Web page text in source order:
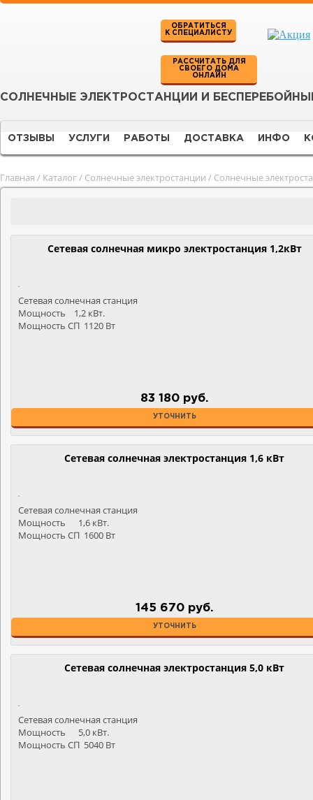
ОБРАТИТЬСЯ
К СПЕЦИАЛИСТУ
РАССЧИТАТЬ ДЛЯ
СВОЕГО ДОМА
ОНЛАЙН
СОЛНЕЧНЫЕ ЭЛЕКТРОСТАНЦИИ И
ОТЗЫВЫ УСЛУГИ РАБОТЫ ДОСТАВКА ИНФО
Главная / Каталог / Солнечные электростанции / Солнечные
Сетевая солнечная микро электростанция 1,2кВт
Сетевая солнечная станция
Мощность 1,2 кВт.
Мощность СП 1120 Вт
83 180 руб.
УТОЧНИТЬ
Сетевая солнечная электростанция 1,6 кВт
Сетевая солнечная станция
Мощность 1,6 кВт.
Мощность СП 1600 Вт
145 670 руб.
УТОЧНИТЬ
Сетевая солнечная электростанция 5,0 кВт
Сетевая солнечная станция
Мощность 5,0 кВт.
Мощность СП 5040 Вт